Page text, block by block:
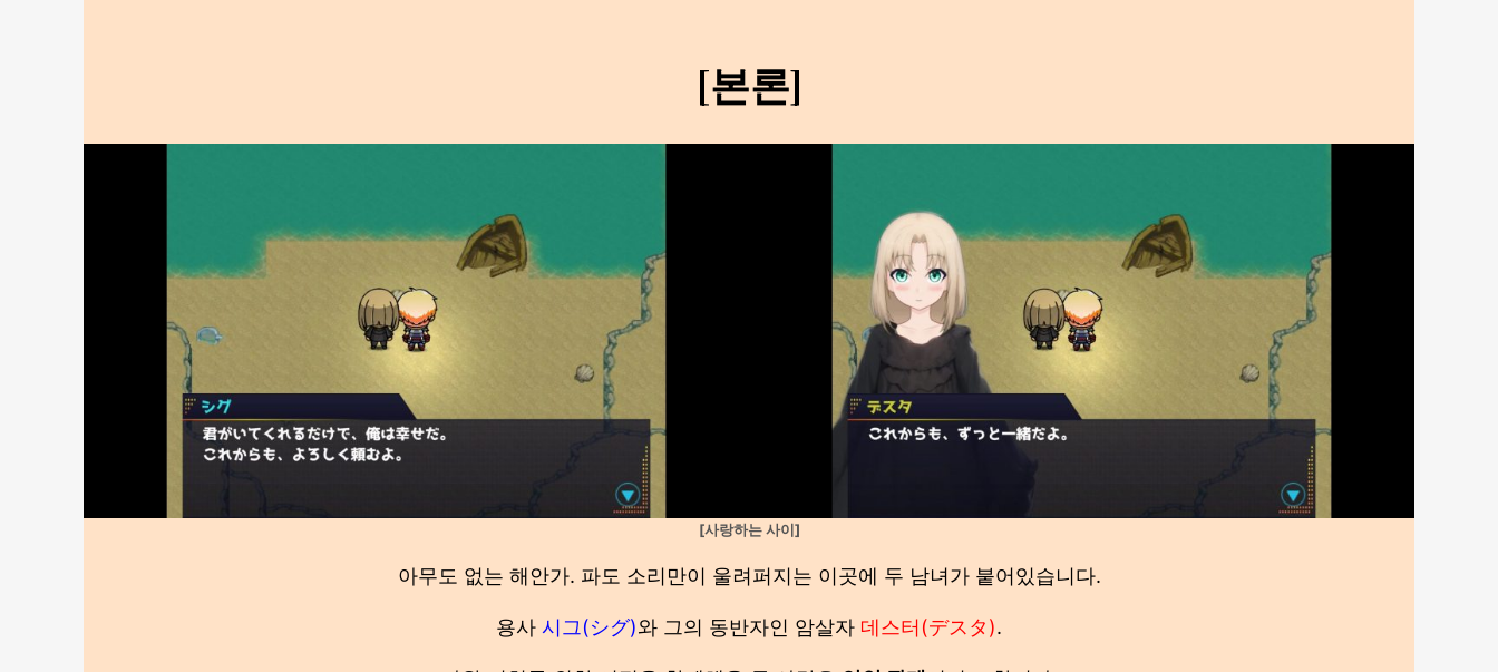
[본론]
[사랑하는 사이]
아무도 없는 해안가. 파도 소리만이 울려퍼지는 이곳에 두 남녀가 붙어있습니다.
용사 시그(シグ)와 그의 동반자인 암살자 데스터(デスタ).